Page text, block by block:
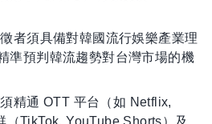
者須具備對韓國流行娛樂產業理
準預判韓流趨勢對台灣市場的機
精通 OTT 平台（如 Netflix,
（TikTok, YouTube Shorts）及